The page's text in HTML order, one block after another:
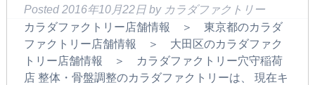
Posted 2016年10月22日 by カラダファクトリー
カラダファクトリー店舗情報 ＞ 東京都のカラダ
ファクトリー店舗情報 ＞ 大田区のカラダファク
トリー店舗情報 ＞ カラダファクトリー穴守稲荷
店 整体・骨盤調整のカラダファクトリーは、 現在キ